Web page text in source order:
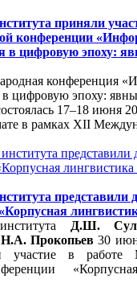
приняли
конференции
в цифровую эпоху:
конференция
цифровую эпоху:
17–18 июня
в рамках XII
представили
Д.Ш.
Н.А. Прокопьев 30
участие в работе